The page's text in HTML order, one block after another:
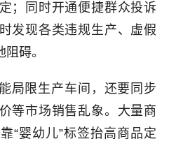
；同时开通便捷群众投诉
发现各类违规生产、虚假
碍。
局限生产车间，还要同步
等市场销售乱象。大量商
“婴幼儿”标签抬高商品定